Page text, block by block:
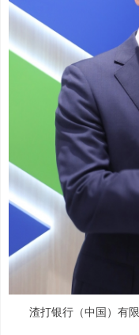
渣打银行（中国）有